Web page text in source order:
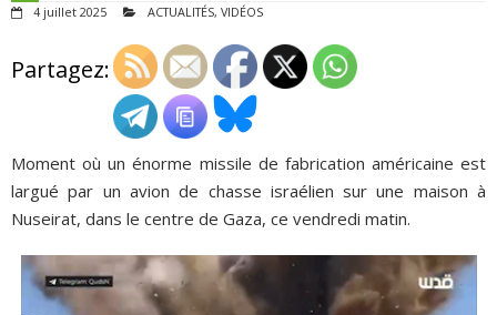
VIDÉOS
QUI SOMMES-NOUS ?
ADHÉSIONS, DONS, CONTACT
4 juillet 2025 ACTUALITÉS, VIDÉOS
Partagez:
Moment où un énorme missile de fabrication américaine est
largué par un avion de chasse israélien sur une maison à
Nuseirat, dans le centre de Gaza, ce vendredi matin.